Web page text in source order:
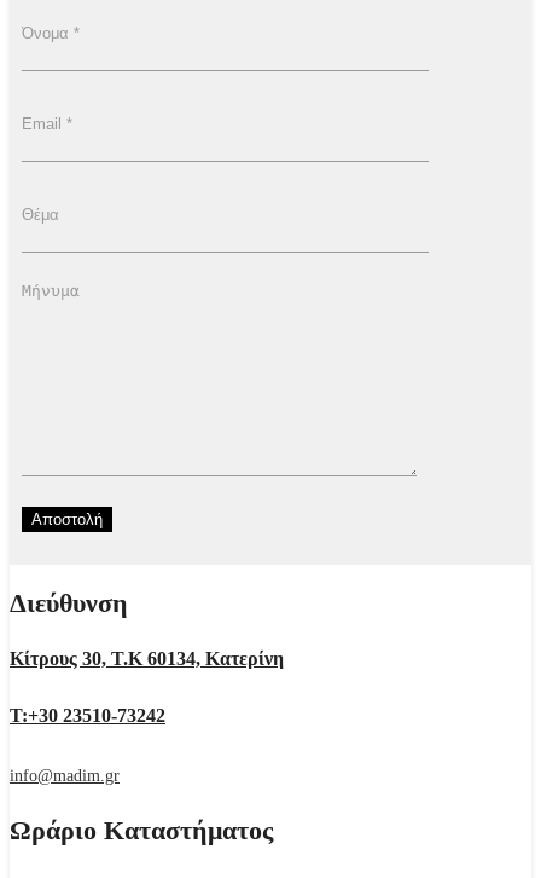
Διεύθυνση
Κίτρους 30, Τ.Κ 60134, Κατερίνη
Τ:+30 23510-73242
info@madim.gr
Ωράριο Καταστήματος